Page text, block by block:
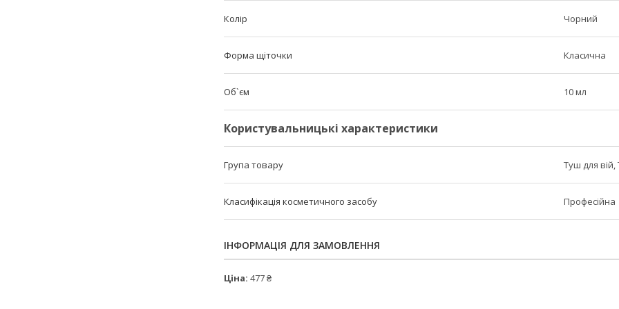
Колір Чорний
Форма щіточки Класична
Об`єм 10 мл
Користувальницькі характеристики
Група товару Туш для вій,
Класифікація косметичного засобу Професійна
ІНФОРМАЦІЯ ДЛЯ ЗАМОВЛЕННЯ
Ціна: 477 ₴